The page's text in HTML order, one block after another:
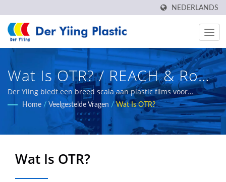
NEDERLANDS
Wat Is OTR? / REACH & RoHS
Fabrikant | Der Yiing Plastic
Co.,Ltd.
Der Yiing biedt een breed scala aan plastic films voor
verschillende industrieën. Onze belangrijkste producten zijn
onder meer door hitte verzegelbare BOPP-film, BOPE-film,
CPP-film, meerlaagse gecoëxtrudeerde film, banderolfilm, enz.
Home / Veelgestelde Vragen / Wat Is OTR?
Wat Is OTR?